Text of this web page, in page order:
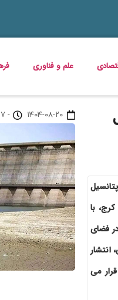
علم و فناوری
با
فضای
می
۱۴۰۴-۰۸-۲۰ -